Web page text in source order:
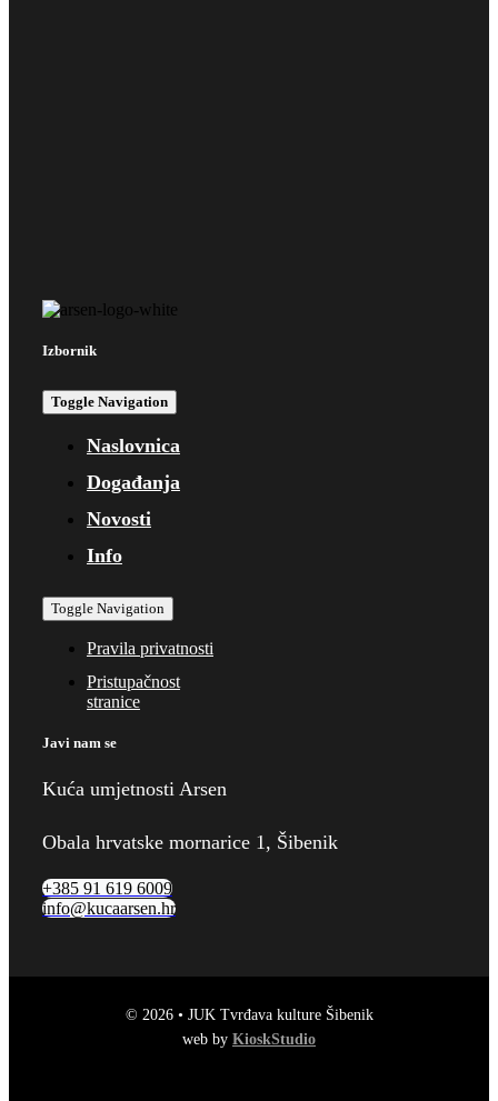
Izbornik
Toggle Navigation
Naslovnica
Događanja
Novosti
Info
Toggle Navigation
Pravila privatnosti
Pristupačnost
stranice
Javi nam se
Kuća umjetnosti Arsen
Obala hrvatske mornarice 1, Šibenik
+385 91 619 6009
info@kucaarsen.hr
© 2026 • JUK Tvrđava kulture Šibenik
web by KioskStudio